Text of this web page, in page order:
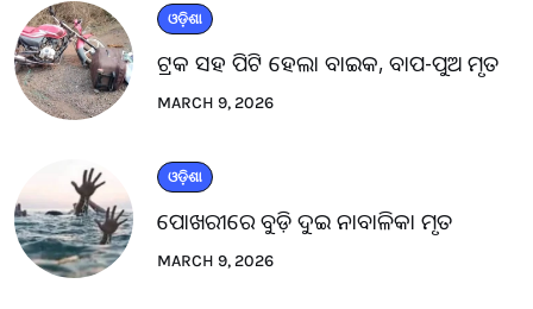
ଓଡ଼ିଶା
ଟ୍ରକ ସହ ପିଟି ହେଲା ବାଇକ, ବାପ-ପୁଅ ମୃତ
MARCH 9, 2026
ଓଡ଼ିଶା
ପୋଖରୀରେ ବୁଡ଼ି ଦୁଇ ନାବାଳିକା ମୃତ
MARCH 9, 2026